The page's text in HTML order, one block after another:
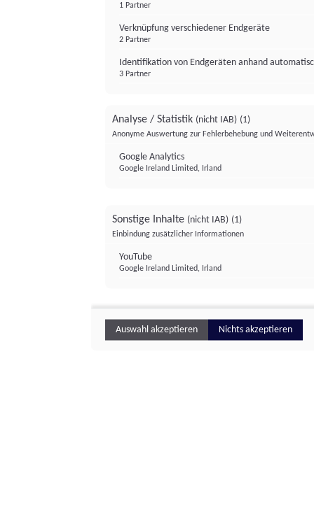
1 Partner
Verknüpfung verschiedener Endgeräte
2 Partner
Identifikation von Endgeräten anhand
3 Partner
Analyse / Statistik (nicht IAB) (1)
Anonyme Auswertung zur Fehlerbehebung und
Google Analytics
Google Ireland Limited, Irland
Sonstige Inhalte (nicht IAB) (1)
Einbindung zusätzlicher Informationen
YouTube
Google Ireland Limited, Irland
Auswahl akzeptieren Nichts akzeptieren